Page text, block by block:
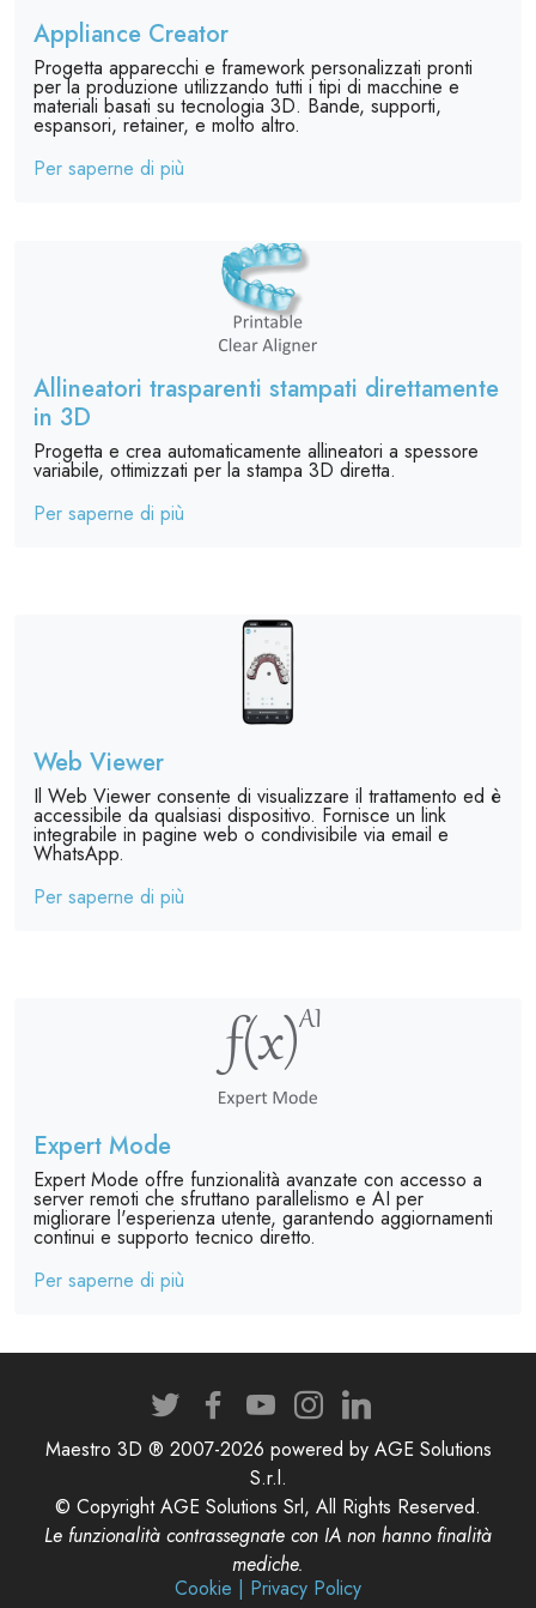
Appliance Creator
Progetta apparecchi e framework personalizzati pronti
per la produzione utilizzando tutti i tipi di macchine e
materiali basati su tecnologia 3D. Bande, supporti,
espansori, retainer, e molto altro.
Per saperne di più
Allineatori trasparenti stampati direttamente
in 3D
Progetta e crea automaticamente allineatori a spessore
variabile, ottimizzati per la stampa 3D diretta.
Per saperne di più
Expert Mode
Expert Mode offre funzionalità avanzate con accesso a
server remoti che sfruttano parallelismo e AI per
migliorare l'esperienza utente, garantendo aggiornamenti
continui e supporto tecnico diretto.
Per saperne di più
Web Viewer
Il Web Viewer consente di visualizzare il trattamento ed è
accessibile da qualsiasi dispositivo. Fornisce un link
integrabile in pagine web o condivisibile via email e
WhatsApp.
Per saperne di più
Maestro 3D ® 2007-2026 powered by AGE Solutions
S.r.l.
© Copyright AGE Solutions Srl, All Rights Reserved.
Le funzionalità contrassegnate con IA non hanno finalità
mediche.
Cookie | Privacy Policy